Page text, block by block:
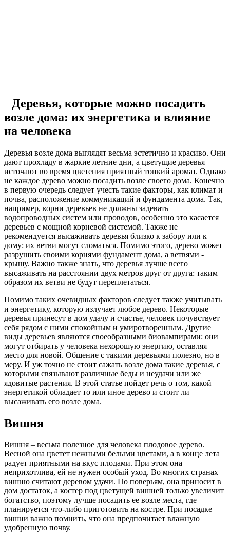
Деревья, которые можно посадить
возле дома: их энергетика и влияние
на человека
Деревья возле дома выглядят весьма эстетично и красиво. Они
дают прохладу в жаркие летние дни, а цветущие деревья
источают во время цветения приятный тонкий аромат. Однако
не каждое дерево можно посадить возле своего дома. Конечно
в первую очередь следует учесть такие факторы, как климат и
почва, расположение коммуникаций и фундамента дома. Так,
например, корни деревьев не должны задевать
водопроводных систем или проводов, особенно это касается
деревьев с мощной корневой системой. Также не
рекомендуется высаживать деревья близко к забору или к
дому: их ветви могут сломаться. Помимо этого, дерево может
разрушить своими корнями фундамент дома, а ветвями -
крышу. Важно также знать, что деревья лучше всего
высаживать на расстоянии двух метров друг от друга: таким
образом их ветви не будут переплетаться.
Помимо таких очевидных факторов следует также учитывать
и энергетику, которую излучает любое дерево. Некоторые
деревья принесут в дом удачу и счастье, человек почувствует
себя рядом с ними спокойным и умиротворенным. Другие
виды деревьев являются своеобразными биовампирами: они
могут отбирать у человека нехорошую энергию, оставляя
место для новой. Общение с такими деревьями полезно, но в
меру. И уж точно не стоит сажать возле дома такие деревья, с
которыми связывают различные беды и неудачи или же
ядовитые растения. В этой статье пойдет речь о том, какой
энергетикой обладает то или иное дерево и стоит ли
высаживать его возле дома.
Вишня
Вишня – весьма полезное для человека плодовое дерево.
Весной она цветет нежными белыми цветами, а в конце лета
радует приятными на вкус плодами. При этом она
неприхотлива, ей не нужен особый уход. Во многих странах
вишню считают деревом удачи. По поверьям, она приносит в
дом достаток, а костер под цветущей вишней только увеличит
богатство, поэтому лучше посадить ее возле места, где
планируется что-либо приготовить на костре. При посадке
вишни важно помнить, что она предпочитает влажную
удобренную почву.